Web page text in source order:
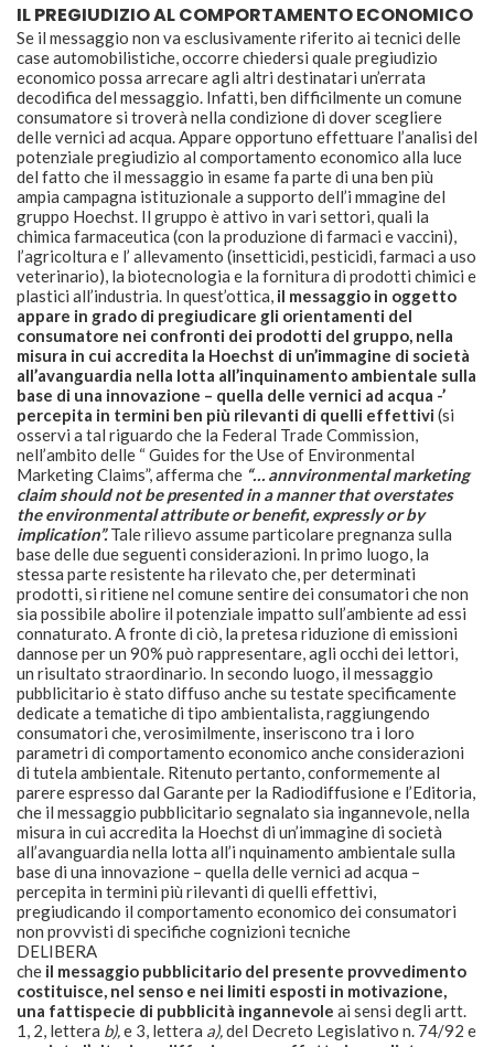
IL PREGIUDIZIO AL COMPORTAMENTO ECONOMICO
Se il messaggio non va esclusivamente riferito ai tecnici delle
case automobilistiche, occorre chiedersi quale pregiudizio
economico possa arrecare agli altri destinatari un’errata
decodifica del messaggio. Infatti, ben difficilmente un comune
consumatore si troverà nella condizione di dover scegliere
delle vernici ad acqua. Appare opportuno effettuare l’analisi del
potenziale pregiudizio al comportamento economico alla luce
del fatto che il messaggio in esame fa parte di una ben più
ampia campagna istituzionale a supporto dell’i mmagine del
gruppo Hoechst. Il gruppo è attivo in vari settori, quali la
chimica farmaceutica (con la produzione di farmaci e vaccini),
l’agricoltura e l’ allevamento (insetticidi, pesticidi, farmaci a uso
veterinario), la biotecnologia e la fornitura di prodotti chimici e
plastici all’industria. In quest’ottica, il messaggio in oggetto
appare in grado di pregiudicare gli orientamenti del
consumatore nei confronti dei prodotti del gruppo, nella
misura in cui accredita la Hoechst di un’immagine di società
all’avanguardia nella lotta all’inquinamento ambientale sulla
base di una innovazione – quella delle vernici ad acqua -’
percepita in termini ben più rilevanti di quelli effettivi (si
osservi a tal riguardo che la Federal Trade Commission,
nell’ambito delle “ Guides for the Use of Environmental
Marketing Claims”, afferma che “… annvironmental marketing
claim should not be presented in a manner that overstates
the environmental attribute or benefit, expressly or by
implication”.Tale rilievo assume particolare pregnanza sulla
base delle due seguenti considerazioni. In primo luogo, la
stessa parte resistente ha rilevato che, per determinati
prodotti, si ritiene nel comune sentire dei consumatori che non
sia possibile abolire il potenziale impatto sull’ambiente ad essi
connaturato. A fronte di ciò, la pretesa riduzione di emissioni
dannose per un 90% può rappresentare, agli occhi dei lettori,
un risultato straordinario. In secondo luogo, il messaggio
pubblicitario è stato diffuso anche su testate specificamente
dedicate a tematiche di tipo ambientalista, raggiungendo
consumatori che, verosimilmente, inseriscono tra i loro
parametri di comportamento economico anche considerazioni
di tutela ambientale. Ritenuto pertanto, conformemente al
parere espresso dal Garante per la Radiodiffusione e l’Editoria,
che il messaggio pubblicitario segnalato sia ingannevole, nella
misura in cui accredita la Hoechst di un’immagine di società
all’avanguardia nella lotta all’i nquinamento ambientale sulla
base di una innovazione – quella delle vernici ad acqua –
percepita in termini più rilevanti di quelli effettivi,
pregiudicando il comportamento economico dei consumatori
non provvisti di specifiche cognizioni tecniche
DELIBERA
che il messaggio pubblicitario del presente provvedimento
costituisce, nel senso e nei limiti esposti in motivazione,
una fattispecie di pubblicità ingannevole ai sensi degli artt.
1, 2, lettera b),e 3, lettera a),del Decreto Legislativo n. 74/92 e